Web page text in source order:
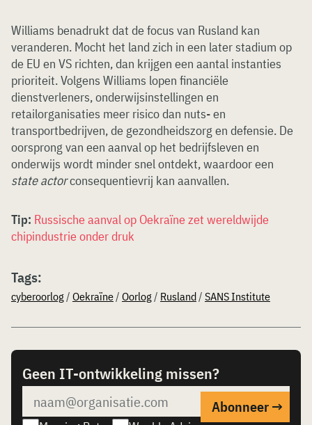
Williams benadrukt dat de focus van Rusland kan
veranderen. Mocht het land zich in een later stadium op
de EU en VS richten, dan krijgen een aantal instanties
prioriteit. Volgens Williams lopen financiële
dienstverleners, onderwijsinstellingen en
retailorganisaties meer risico dan nuts- en
transportbedrijven, de gezondheidszorg en defensie. De
oorsprong van een aanval op het bedrijfsleven en
onderwijs wordt minder snel ontdekt, waardoor een
state actorconsequentievrij kan aanvallen.
Tip: Russische aanval op Oekraïne zet wereldwijde
chipindustrie onder druk
Tags:
cyberoorlog/ Oekraïne/ Oorlog/ Rusland/ SANS Institute
Geen IT-ontwikkeling missen?